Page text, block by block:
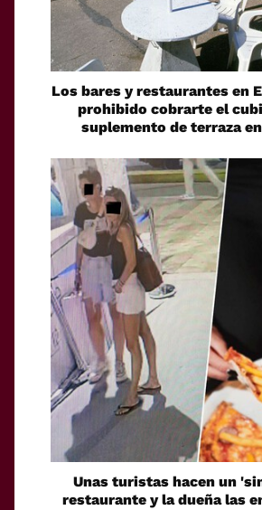
Los bares y restaurantes en
prohibido cobrarte el
suplemento de terraza
Unas turistas hacen un
restaurante y la dueña las